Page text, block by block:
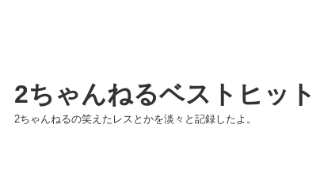
2ちゃんねるベストヒット
2ちゃんねるの笑えたレスとかを淡々と記録したよ。